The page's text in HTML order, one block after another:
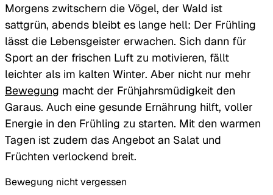
Morgens zwitschern die Vögel, der Wald ist
sattgrün, abends bleibt es lange hell: Der Frühling
lässt die Lebensgeister erwachen. Sich dann für
Sport an der frischen Luft zu motivieren, fällt
leichter als im kalten Winter. Aber nicht nur mehr
Bewegung macht der Frühjahrsmüdigkeit den
Garaus. Auch eine gesunde Ernährung hilft, voller
Energie in den Frühling zu starten. Mit den warmen
Tagen ist zudem das Angebot an Salat und
Früchten verlockend breit.
Bewegung nicht vergessen